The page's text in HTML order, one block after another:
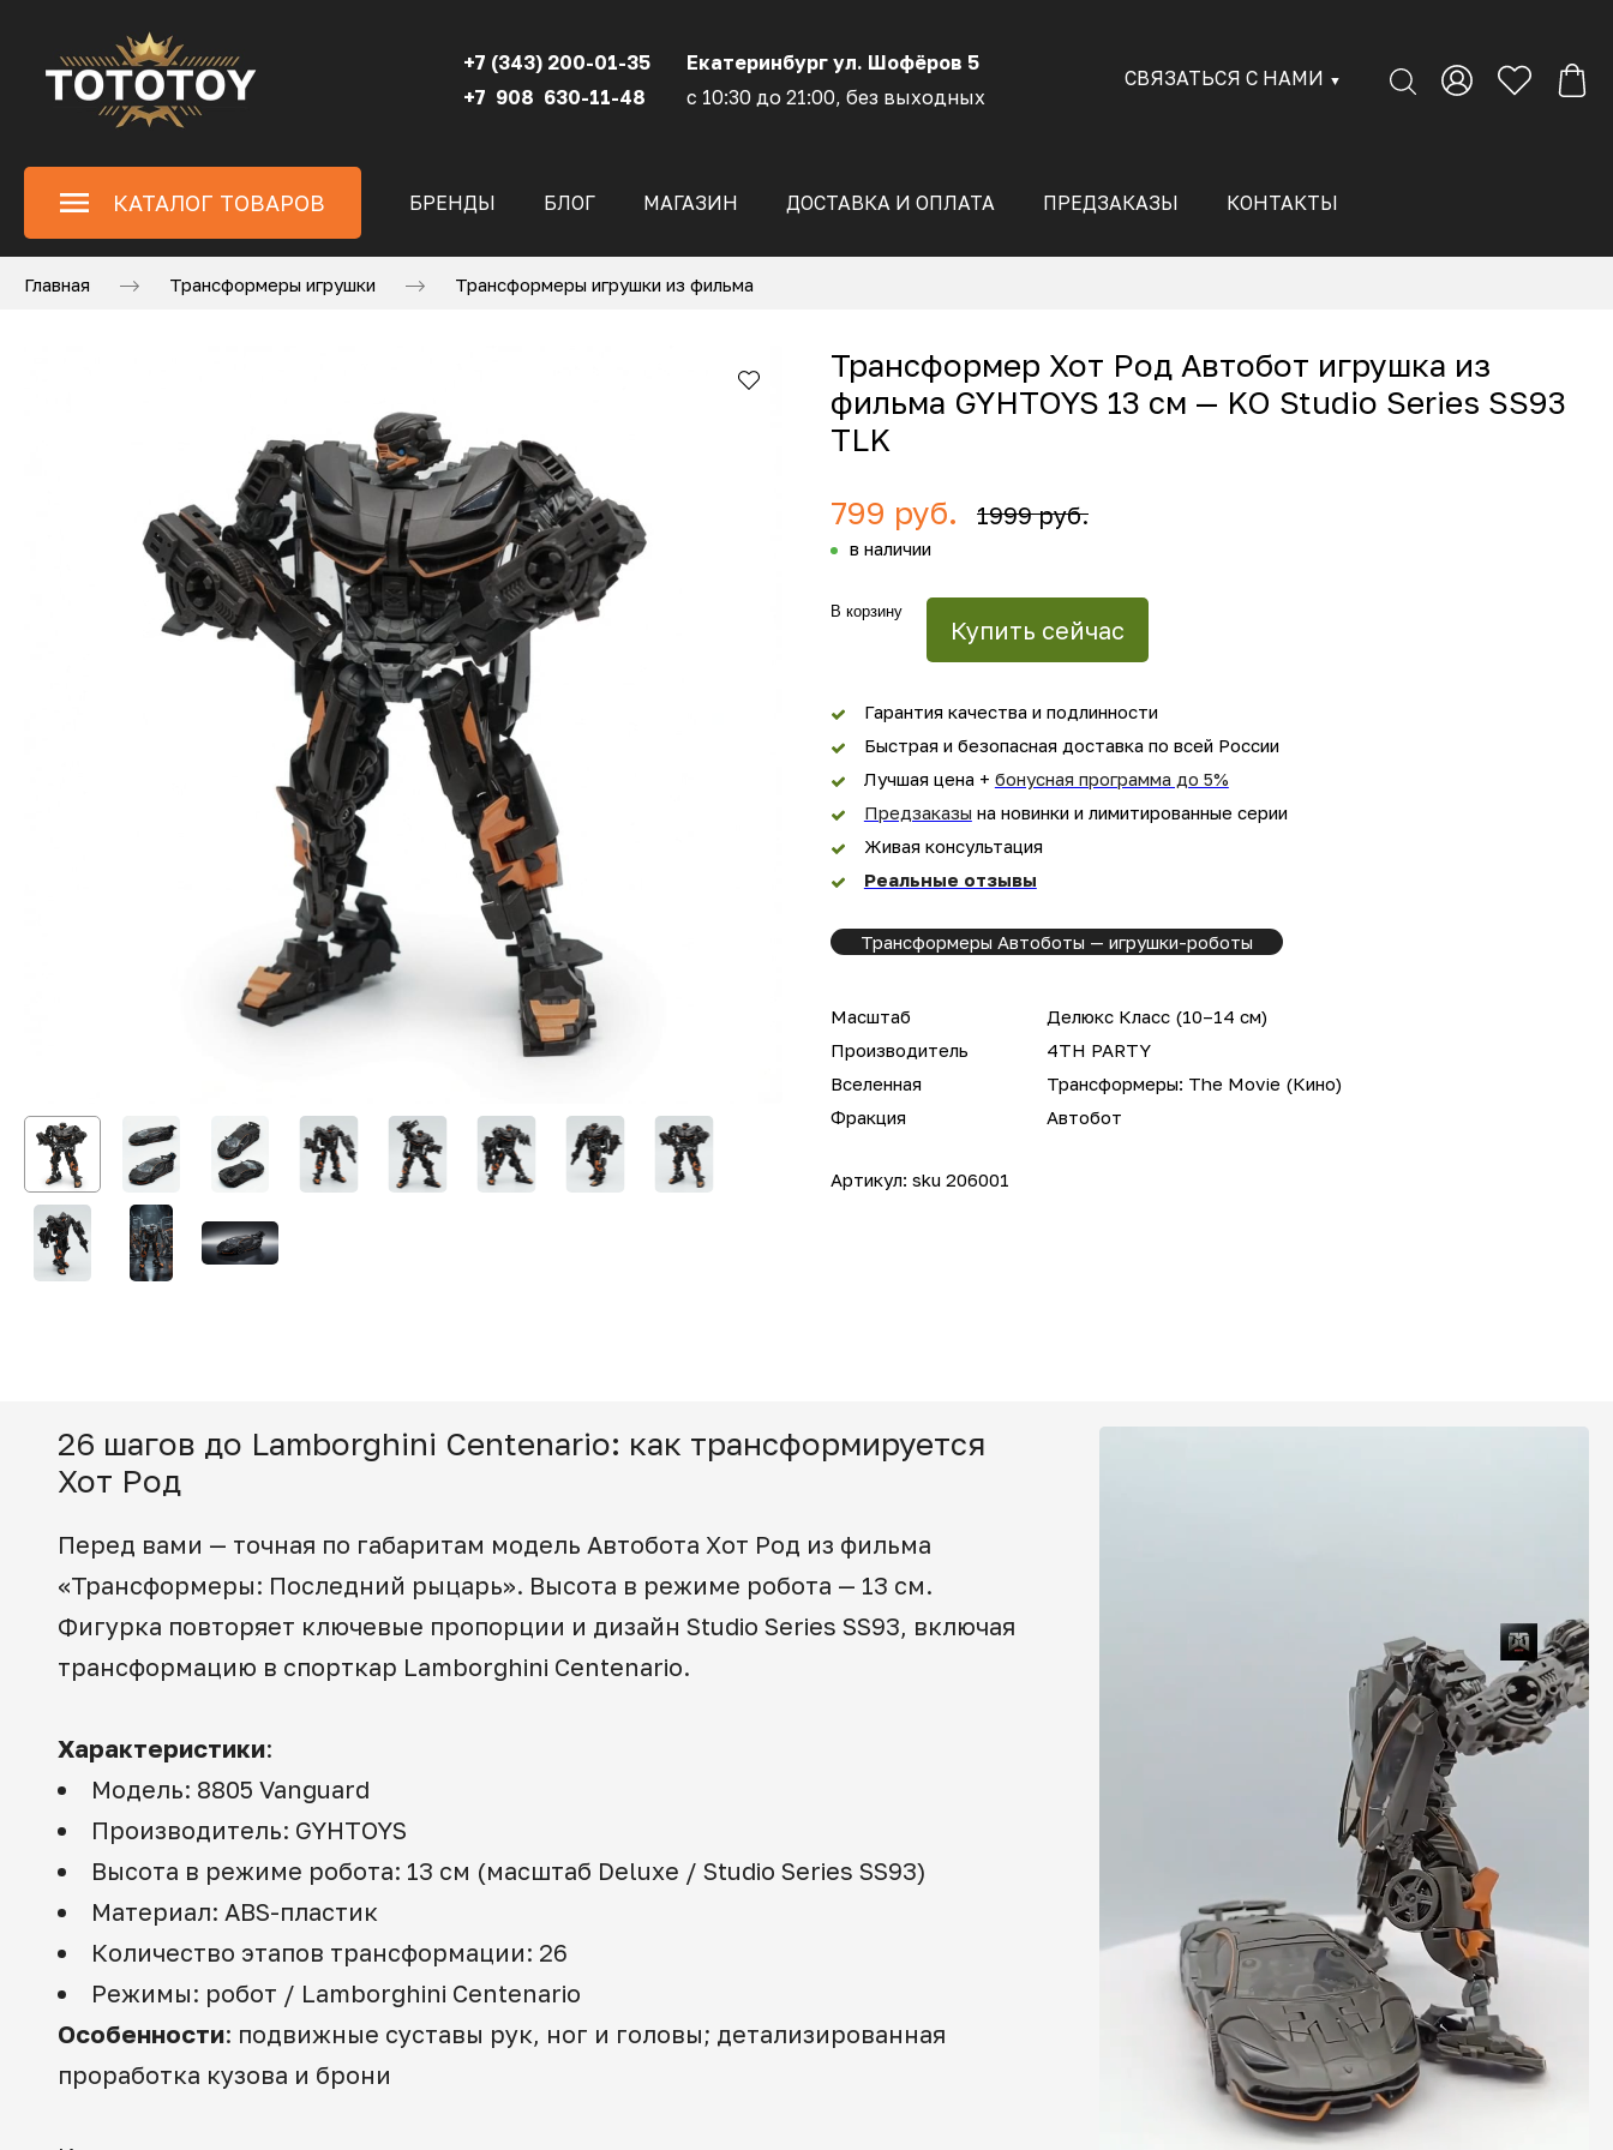
+7 (343) 200-01-35
+7 908 630-11-48
Екатеринбург ул. Шофёров 5
с 10:30 до 21:00, без выходных
СВЯЗАТЬСЯ С НАМИ ▼
КАТАЛОГ ТОВАРОВ БРЕНДЫ БЛОГ МАГАЗИН ДОСТАВКА И ОПЛАТА ПРЕДЗАКАЗЫ КОНТАКТЫ
Главная Трансформеры игрушки Трансформеры игрушки из фильма
Трансформер Хот Род Автобот игрушка из
фильма GYHTOYS 13 см — KO Studio Series SS93
TLK
799 руб.
1999 руб.
в наличии
В корзину
Купить сейчас
Гарантия качества и подлинности
Быстрая и безопасная доставка по всей России
Лучшая цена + бонусная программа до 5%
Предзаказы на новинки и лимитированные серии
Живая консультация
Реальные отзывы
Трансформеры Автоботы — игрушки-роботы
Масштаб
Делюкс Класс (10–14 см)
Производитель
4TH PARTY
Вселенная
Трансформеры: The Movie (Кино)
Фракция
Автобот
Артикул: sku 206001
26 шагов до Lamborghini Centenario: как трансформируется
Хот Род
Перед вами — точная по габаритам модель Автобота Хот Род из фильма
«Трансформеры: Последний рыцарь». Высота в режиме робота — 13 см.
Фигурка повторяет ключевые пропорции и дизайн Studio Series SS93, включая
трансформацию в спорткар Lamborghini Centenario.
Характеристики:
Модель: 8805 Vanguard
Производитель: GYHTOYS
Высота в режиме робота: 13 см (масштаб Deluxe / Studio Series SS93)
Материал: ABS-пластик
Количество этапов трансформации: 26
Режимы: робот / Lamborghini Centenario
Особенности: подвижные суставы рук, ног и головы; детализированная
проработка кузова и брони